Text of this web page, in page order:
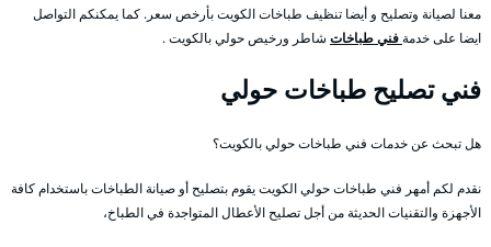
معنا لصيانة وتصليح و أيضا تنظيف طباخات الكويت بأرخص سعر. كما يمكنكم التواصل
ايضا على خدمةفني طباخات شاطر ورخيص حولي بالكويت .
فني تصليح طباخات حولي
هل تبحث عن خدمات فني طباخات حولي بالكويت؟
نقدم لكم أمهر فني طباخات حولي الكويت يقوم بتصليح أو صيانة الطباخات باستخدام كافة
الأجهزة والتقنيات الحديثة من أجل تصليح الأعطال المتواجدة في الطباخ،